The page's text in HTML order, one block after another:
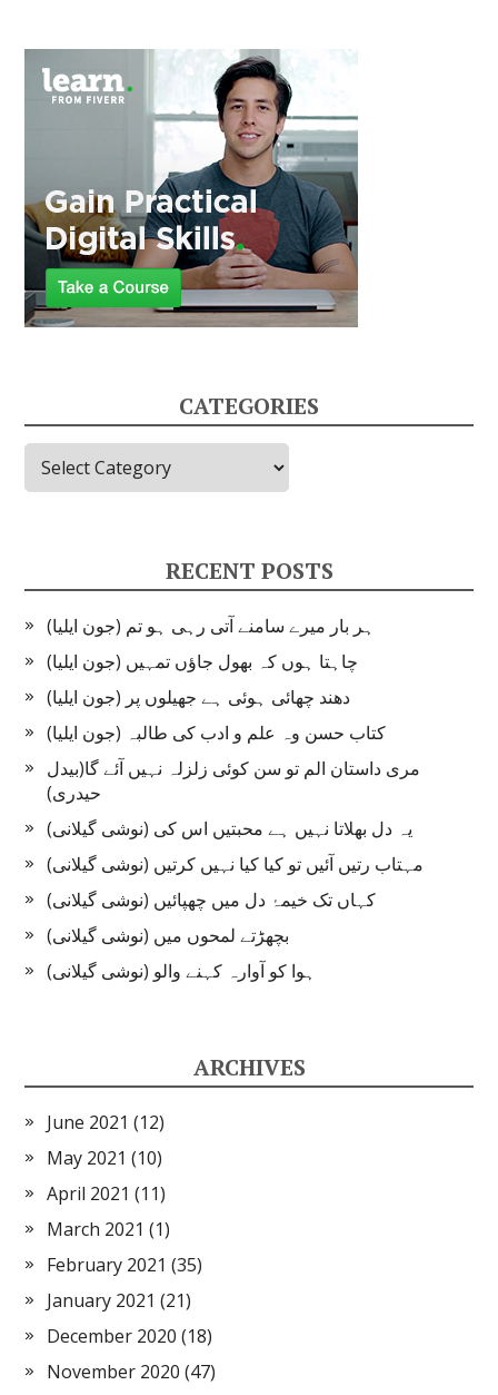
CATEGORIES
Categories
RECENT POSTS
ہر بار میرے سامنے آتی رہی ہو تم (جون ایلیا)
چاہتا ہوں کہ بھول جاؤں تمہیں (جون ایلیا)
دھند چھائی ہوئی ہے جھیلوں پر (جون ایلیا)
کتاب حسن وہ علم و ادب کی طالبہ (جون ایلیا)
مری داستان الم تو سن کوئی زلزلہ نہیں آئے گا(بیدل
حیدری)
یہ دل بھلاتا نہیں ہے محبتیں اس کی (نوشی گیلانی)
مہتاب رتیں آئیں تو کیا کیا نہیں کرتیں (نوشی گیلانی)
کہاں تک خیمۂ دل میں چھپائیں (نوشی گیلانی)
بچھڑتے لمحوں میں (نوشی گیلانی)
ہوا کو آوارہ کہنے والو (نوشی گیلانی)
ARCHIVES
June 2021 (12)
May 2021 (10)
April 2021 (11)
March 2021 (1)
February 2021 (35)
January 2021 (21)
December 2020 (18)
November 2020 (47)